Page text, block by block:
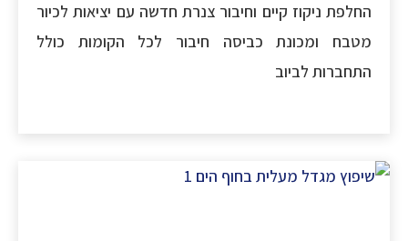
ניקוז קיים וחיבור צנרת חדשה עם יציאות לכיור
ומכונת כביסה חיבור לכל הקומות כולל
לביוב